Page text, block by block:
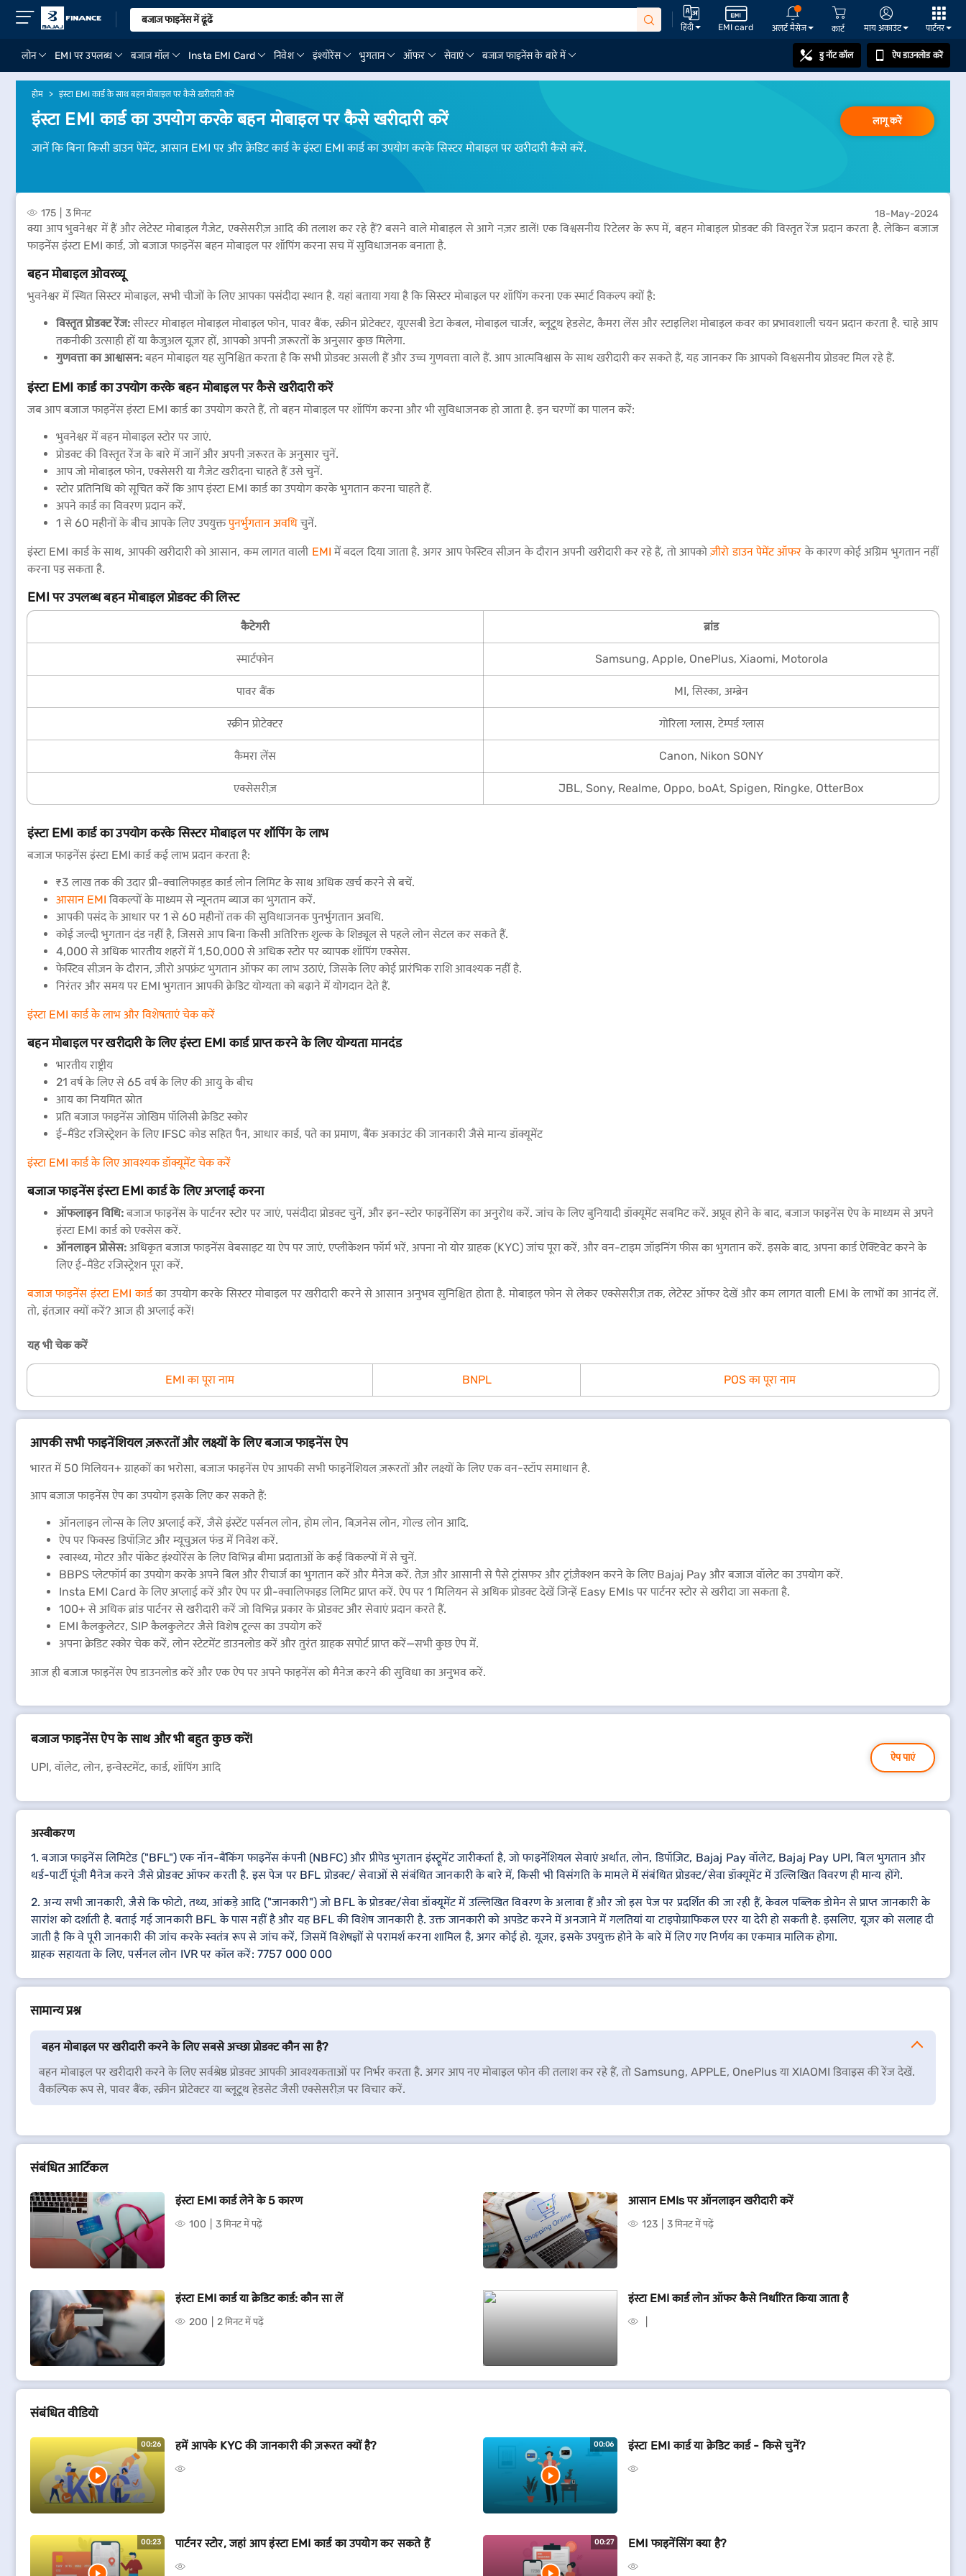
हिंदी EMI card अलर्ट मैसेज कार्ट माय अकाउंट पार्टनर
लोन EMI पर उपलब्ध बजाज मॉल Insta EMI Card निवेश इंश्योरेंस भुगतान ऑफर सेवाएं बजाज फाइनेंस के बारे में डु नॉट कॉल ऐप डाउनलोड करें
होम इंस्टा EMI कार्ड के साथ बहन मोबाइल पर कैसे खरीदारी करें
इंस्टा EMI कार्ड का उपयोग करके बहन मोबाइल पर कैसे खरीदारी करें
जानें कि बिना किसी डाउन पेमेंट, आसान EMI पर और क्रेडिट कार्ड के इंस्टा EMI कार्ड का उपयोग करके सिस्टर मोबाइल पर खरीदारी कैसे करें.
लागू करें
175 3 मिनट 18-May-2024
क्या आप भुवनेश्वर में हैं और लेटेस्ट मोबाइल गैजेट, एक्सेसरीज़ आदि की तलाश कर रहे हैं? बसने वाले मोबाइल से आगे नज़र डालें! एक विश्वसनीय रिटेलर के रूप में, बहन मोबाइल प्रोडक्ट की विस्तृत रेंज प्रदान करता है. लेकिन बजाज
फाइनेंस इंस्टा EMI कार्ड, जो बजाज फाइनेंस बहन मोबाइल पर शॉपिंग करना सच में सुविधाजनक बनाता है.
बहन मोबाइल ओवरव्यू
भुवनेश्वर में स्थित सिस्टर मोबाइल, सभी चीजों के लिए आपका पसंदीदा स्थान है. यहां बताया गया है कि सिस्टर मोबाइल पर शॉपिंग करना एक स्मार्ट विकल्प क्यों है:
विस्तृत प्रोडक्ट रेंज:सीस्टर मोबाइल मोबाइल मोबाइल फोन, पावर बैंक, स्क्रीन प्रोटेक्टर, यूएसबी डेटा केबल, मोबाइल चार्जर, ब्लूटूथ हेडसेट, कैमरा लेंस और स्टाइलिश मोबाइल कवर का प्रभावशाली चयन प्रदान करता है. चाहे आप
तकनीकी उत्साही हों या कैजुअल यूज़र हों, आपको अपनी ज़रूरतों के अनुसार कुछ मिलेगा.
गुणवत्ता का आश्वासन:बहन मोबाइल यह सुनिश्चित करता है कि सभी प्रोडक्ट असली हैं और उच्च गुणवत्ता वाले हैं. आप आत्मविश्वास के साथ खरीदारी कर सकते हैं, यह जानकर कि आपको विश्वसनीय प्रोडक्ट मिल रहे हैं.
इंस्टा EMI कार्ड का उपयोग करके बहन मोबाइल पर कैसे खरीदारी करें
जब आप बजाज फाइनेंस इंस्टा EMI कार्ड का उपयोग करते हैं, तो बहन मोबाइल पर शॉपिंग करना और भी सुविधाजनक हो जाता है. इन चरणों का पालन करें:
भुवनेश्वर में बहन मोबाइल स्टोर पर जाएं.
प्रोडक्ट की विस्तृत रेंज के बारे में जानें और अपनी ज़रूरत के अनुसार चुनें.
आप जो मोबाइल फोन, एक्सेसरी या गैजेट खरीदना चाहते हैं उसे चुनें.
स्टोर प्रतिनिधि को सूचित करें कि आप इंस्टा EMI कार्ड का उपयोग करके भुगतान करना चाहते हैं.
अपने कार्ड का विवरण प्रदान करें.
1 से 60 महीनों के बीच आपके लिए उपयुक्तपुनर्भुगतान अवधिचुनें.
इंस्टा EMI कार्ड के साथ, आपकी खरीदारी को आसान, कम लागत वाली EMI में बदल दिया जाता है. अगर आप फेस्टिव सीज़न के दौरान अपनी खरीदारी कर रहे हैं, तो आपकोज़ीरो डाउन पेमेंट ऑफर के कारण कोई अग्रिम भुगतान नहीं
करना पड़ सकता है.
EMI पर उपलब्ध बहन मोबाइल प्रोडक्ट की लिस्ट
कैटेगरी ब्रांड
स्मार्टफोन Samsung, Apple, OnePlus, Xiaomi, Motorola
पावर बैंक MI, सिस्का, अम्ब्रेन
स्क्रीन प्रोटेक्टर गोरिला ग्लास, टेम्पर्ड ग्लास
कैमरा लेंस Canon, Nikon SONY
एक्सेसरीज़ JBL, Sony, Realme, Oppo, boAt, Spigen, Ringke, OtterBox
इंस्टा EMI कार्ड का उपयोग करके सिस्टर मोबाइल पर शॉपिंग के लाभ
बजाज फाइनेंस इंस्टा EMI कार्ड कई लाभ प्रदान करता है:
₹3 लाख तक की उदार प्री-क्वालिफाइड कार्ड लोन लिमिट के साथ अधिक खर्च करने से बचें.
आसान EMI विकल्पों के माध्यम से न्यूनतम ब्याज का भुगतान करें.
आपकी पसंद के आधार पर 1 से 60 महीनों तक की सुविधाजनक पुनर्भुगतान अवधि.
कोई जल्दी भुगतान दंड नहीं है, जिससे आप बिना किसी अतिरिक्त शुल्क के शिड्यूल से पहले लोन सेटल कर सकते हैं.
4,000 से अधिक भारतीय शहरों में 1,50,000 से अधिक स्टोर पर व्यापक शॉपिंग एक्सेस.
फेस्टिव सीज़न के दौरान, ज़ीरो अपफ्रंट भुगतान ऑफर का लाभ उठाएं, जिसके लिए कोई प्रारंभिक राशि आवश्यक नहीं है.
निरंतर और समय पर EMI भुगतान आपकी क्रेडिट योग्यता को बढ़ाने में योगदान देते हैं.
इंस्टा EMI कार्ड के लाभ और विशेषताएं चेक करें
बहन मोबाइल पर खरीदारी के लिए इंस्टा EMI कार्ड प्राप्त करने के लिए योग्यता मानदंड
भारतीय राष्ट्रीय
21 वर्ष के लिए से 65 वर्ष के लिए की आयु के बीच
आय का नियमित स्रोत
प्रति बजाज फाइनेंस जोखिम पॉलिसी क्रेडिट स्कोर
ई-मैंडेट रजिस्ट्रेशन के लिए IFSC कोड सहित पैन, आधार कार्ड, पते का प्रमाण, बैंक अकाउंट की जानकारी जैसे मान्य डॉक्यूमेंट
इंस्टा EMI कार्ड के लिए आवश्यक डॉक्यूमेंट चेक करें
बजाज फाइनेंस इंस्टा EMI कार्ड के लिए अप्लाई करना
ऑफलाइन विधि:बजाज फाइनेंस के पार्टनर स्टोर पर जाएं, पसंदीदा प्रोडक्ट चुनें, और इन-स्टोर फाइनेंसिंग का अनुरोध करें. जांच के लिए बुनियादी डॉक्यूमेंट सबमिट करें. अप्रूव होने के बाद, बजाज फाइनेंस ऐप के माध्यम से अपने
इंस्टा EMI कार्ड को एक्सेस करें.
ऑनलाइन प्रोसेस: अधिकृत बजाज फाइनेंस वेबसाइट या ऐप पर जाएं, एप्लीकेशन फॉर्म भरें, अपना नो योर ग्राहक (KYC) जांच पूरा करें, और वन-टाइम जॉइनिंग फीस का भुगतान करें. इसके बाद, अपना कार्ड ऐक्टिवेट करने के
लिए ई-मैंडेट रजिस्ट्रेशन पूरा करें.
बजाज फाइनेंस इंस्टा EMI कार्डका उपयोग करके सिस्टर मोबाइल पर खरीदारी करने से आसान अनुभव सुनिश्चित होता है. मोबाइल फोन से लेकर एक्सेसरीज़ तक, लेटेस्ट ऑफर देखें और कम लागत वाली EMI के लाभों का आनंद लें.
तो, इंतज़ार क्यों करें? आज ही अप्लाई करें!
यह भी चेक करें
EMI का पूरा नाम BNPL POS का पूरा नाम
आपकी सभी फाइनेंशियल ज़रूरतों और लक्ष्यों के लिए बजाज फाइनेंस ऐप
भारत में 50 मिलियन+ ग्राहकों का भरोसा, बजाज फाइनेंस ऐप आपकी सभी फाइनेंशियल ज़रूरतों और लक्ष्यों के लिए एक वन-स्टॉप समाधान है.
आप बजाज फाइनेंस ऐप का उपयोग इसके लिए कर सकते हैं:
ऑनलाइन लोन्स के लिए अप्लाई करें, जैसे इंस्टेंट पर्सनल लोन, होम लोन, बिज़नेस लोन, गोल्ड लोन आदि.
ऐप पर फिक्स्ड डिपॉज़िट और म्यूचुअल फंड में निवेश करें.
स्वास्थ्य, मोटर और पॉकेट इंश्योरेंस के लिए विभिन्न बीमा प्रदाताओं के कई विकल्पों में से चुनें.
BBPS प्लेटफॉर्म का उपयोग करके अपने बिल और रीचार्ज का भुगतान करें और मैनेज करें. तेज़ और आसानी से पैसे ट्रांसफर और ट्रांज़ैक्शन करने के लिए Bajaj Pay और बजाज वॉलेट का उपयोग करें.
Insta EMI Card के लिए अप्लाई करें और ऐप पर प्री-क्वालिफाइड लिमिट प्राप्त करें. ऐप पर 1 मिलियन से अधिक प्रोडक्ट देखें जिन्हें Easy EMIs पर पार्टनर स्टोर से खरीदा जा सकता है.
100+ से अधिक ब्रांड पार्टनर से खरीदारी करें जो विभिन्न प्रकार के प्रोडक्ट और सेवाएं प्रदान करते हैं.
EMI कैलकुलेटर, SIP कैलकुलेटर जैसे विशेष टूल्स का उपयोग करें
अपना क्रेडिट स्कोर चेक करें, लोन स्टेटमेंट डाउनलोड करें और तुरंत ग्राहक सपोर्ट प्राप्त करें—सभी कुछ ऐप में.
आज ही बजाज फाइनेंस ऐप डाउनलोड करें और एक ऐप पर अपने फाइनेंस को मैनेज करने की सुविधा का अनुभव करें.
बजाज फाइनेंस ऐप के साथ और भी बहुत कुछ करें!
UPI, वॉलेट, लोन, इन्वेस्टमेंट, कार्ड, शॉपिंग आदि
ऐप पाएं
अस्वीकरण
1. बजाज फाइनेंस लिमिटेड ("BFL") एक नॉन-बैंकिंग फाइनेंस कंपनी (NBFC) और प्रीपेड भुगतान इंस्ट्रूमेंट जारीकर्ता है, जो फाइनेंशियल सेवाएं अर्थात, लोन, डिपॉज़िट, Bajaj Pay वॉलेट, Bajaj Pay UPI, बिल भुगतान और
थर्ड-पार्टी पूंजी मैनेज करने जैसे प्रोडक्ट ऑफर करती है. इस पेज पर BFL प्रोडक्ट/ सेवाओं से संबंधित जानकारी के बारे में, किसी भी विसंगति के मामले में संबंधित प्रोडक्ट/सेवा डॉक्यूमेंट में उल्लिखित विवरण ही मान्य होंगे.
2. अन्य सभी जानकारी, जैसे कि फोटो, तथ्य, आंकड़े आदि ("जानकारी") जो BFL के प्रोडक्ट/सेवा डॉक्यूमेंट में उल्लिखित विवरण के अलावा हैं और जो इस पेज पर प्रदर्शित की जा रही हैं, केवल पब्लिक डोमेन से प्राप्त जानकारी के
सारांश को दर्शाती है. बताई गई जानकारी BFL के पास नहीं है और यह BFL की विशेष जानकारी है. उक्त जानकारी को अपडेट करने में अनजाने में गलतियां या टाइपोग्राफिकल एरर या देरी हो सकती है. इसलिए, यूज़र को सलाह दी
जाती है कि वे पूरी जानकारी की जांच करके स्वतंत्र रूप से जांच करें, जिसमें विशेषज्ञों से परामर्श करना शामिल है, अगर कोई हो. यूज़र, इसके उपयुक्त होने के बारे में लिए गए निर्णय का एकमात्र मालिक होगा.
ग्राहक सहायता के लिए, पर्सनल लोन IVR पर कॉल करें: 7757 000 000
सामान्य प्रश्न
बहन मोबाइल पर खरीदारी करने के लिए सबसे अच्छा प्रोडक्ट कौन सा है?
बहन मोबाइल पर खरीदारी करने के लिए सर्वश्रेष्ठ प्रोडक्ट आपकी आवश्यकताओं पर निर्भर करता है. अगर आप नए मोबाइल फोन की तलाश कर रहे हैं, तो Samsung, APPLE, OnePlus या XIAOMI डिवाइस की रेंज देखें.
वैकल्पिक रूप से, पावर बैंक, स्क्रीन प्रोटेक्टर या ब्लूटूथ हेडसेट जैसी एक्सेसरीज़ पर विचार करें.
संबंधित आर्टिकल
इंस्टा EMI कार्ड लेने के 5 कारण
100 3 मिनट में पढ़ें
आसान EMIs पर ऑनलाइन खरीदारी करें
123 3 मिनट में पढ़ें
इंस्टा EMI कार्ड या क्रेडिट कार्ड: कौन सा लें
200 2 मिनट में पढ़ें
इंस्टा EMI कार्ड लोन ऑफर कैसे निर्धारित किया जाता है
संबं​धित वीडियो
00:26 हमें आपके KYC की जानकारी की ज़रूरत क्यों है? 00:06 इंस्टा EMI कार्ड या क्रेडिट कार्ड - किसे चुनें?
00:23 पार्टनर स्टोर, जहां आप इंस्टा EMI कार्ड का उपयोग कर सकते हैं 00:27 EMI फाइनेंसिंग क्या है?